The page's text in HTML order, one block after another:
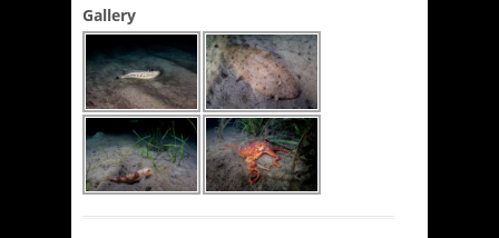
Gallery